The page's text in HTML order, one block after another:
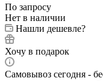
По запросу
Нет в наличии
Нашли дешевле?
Хочу в подарок
Самовывоз сегодня -